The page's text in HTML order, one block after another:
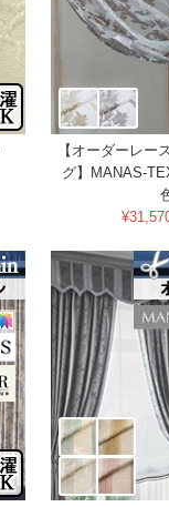
【オーダーレー
グ】MANAS-